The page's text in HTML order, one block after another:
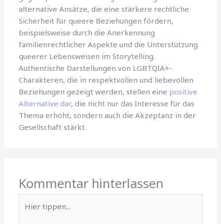
alternative Ansätze, die eine stärkere rechtliche
Sicherheit für queere Beziehungen fördern,
beispielsweise durch die Anerkennung
familienrechtlicher Aspekte und die Unterstützung
queerer Lebensweisen im Storytelling.
Authentische Darstellungen von LGBTQIA+-
Charakteren, die in respektvollen und liebevollen
Beziehungen gezeigt werden, stellen eine positive
Alternative dar, die nicht nur das Interesse für das
Thema erhöht, sondern auch die Akzeptanz in der
Gesellschaft stärkt.
Kommentar hinterlassen
tippen...